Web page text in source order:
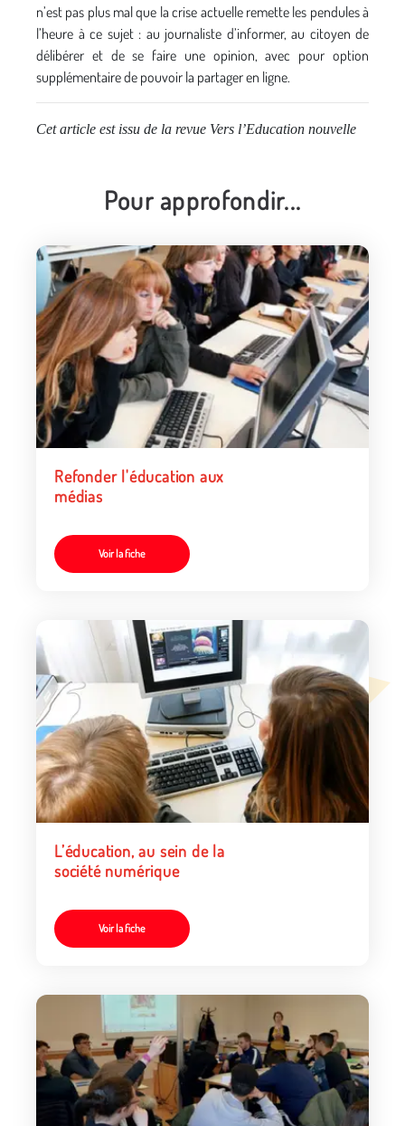
n’est pas plus mal que la crise actuelle remette les pendules à
l’heure à ce sujet : au journaliste d’informer, au citoyen de
délibérer et de se faire une opinion, avec pour option
supplémentaire de pouvoir la partager en ligne.
Cet article est issu de la revue Vers l’Education nouvelle
Pour approfondir...
Refonder l'éducation aux
médias
Voir la fiche
L’éducation, au sein de la
société numérique
Voir la fiche